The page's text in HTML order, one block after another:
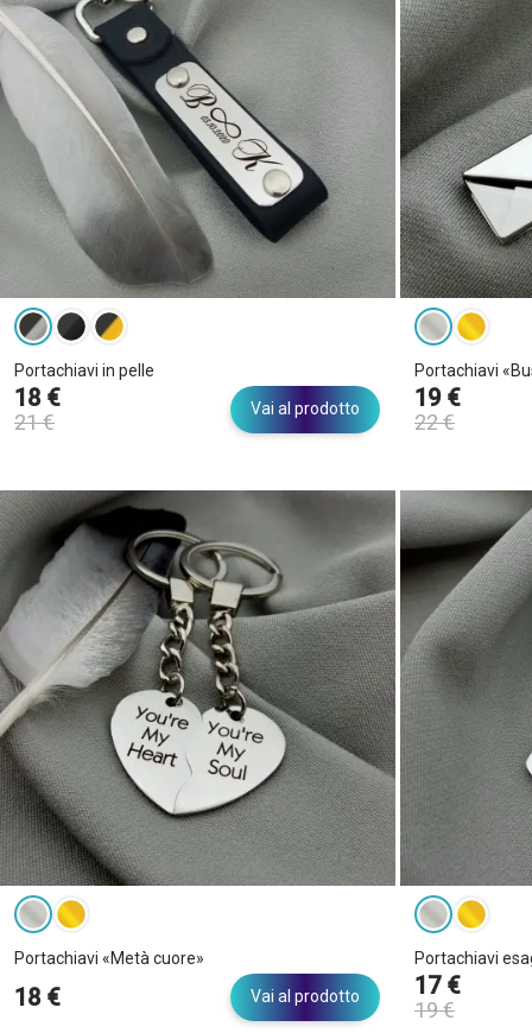
Oro rosa
Per
Accoppiato
Per lei
Per lui
Materiale
Portachiavi in pelle
18 €
21 €
Vai al prodotto
Portachiavi
19 €
22 €
Portachiavi «Metà cuore»
18 € Vai al prodotto
Portachiavi
17 €
19 €